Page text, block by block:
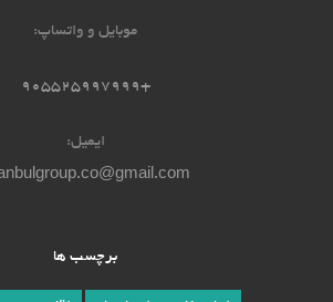
موبایل و واتساپ:
+905525997999
ایمیل:
برچسب ها